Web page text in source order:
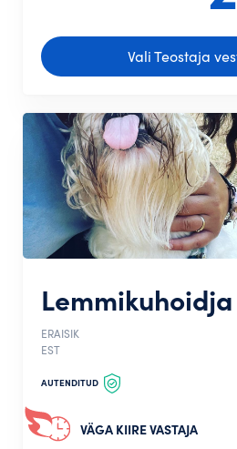
Vali Teostaja
ERAISIK
EST
AUTENDITUD
VÄGA KIIRE VASTAJA